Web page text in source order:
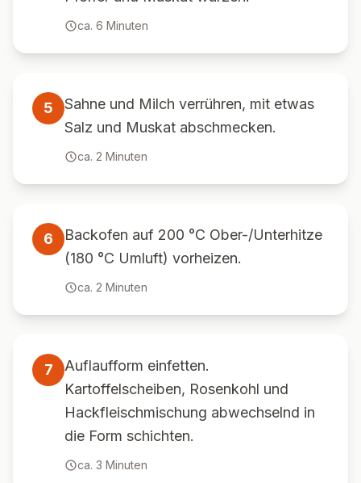
ca. 6 Minuten
5
Sahne und Milch verrühren, mit etwas
Salz und Muskat abschmecken.
ca. 2 Minuten
6
Backofen auf 200 °C Ober-/Unterhitze
(180 °C Umluft) vorheizen.
ca. 2 Minuten
7
Auflaufform einfetten.
Kartoffelscheiben, Rosenkohl und
Hackfleischmischung abwechselnd in
die Form schichten.
ca. 3 Minuten